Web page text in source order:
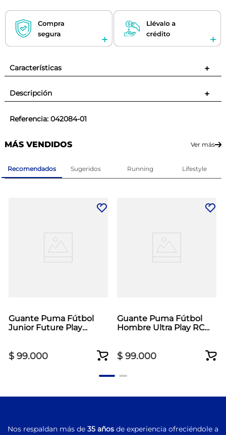
Características +
Descripción +
Referencia: 042084-01
MÁS VENDIDOS Ver más
Recomendados Sugeridos Running Lifestyle
Guante Puma Fútbol
Junior Future Play
$ 99.000
Guante Puma Fútbol
Hombre Ultra Play RC
$ 99.000
Nos respaldan más de 35 añosde experiencia ofreciéndole a